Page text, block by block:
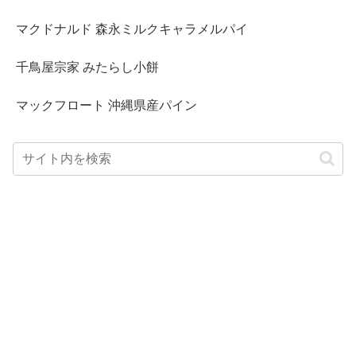
マクドナルド 森永ミルクキャラメルパイ
千鳥屋宗家 みたらし小餅
マックフロート 沖縄県産パイン